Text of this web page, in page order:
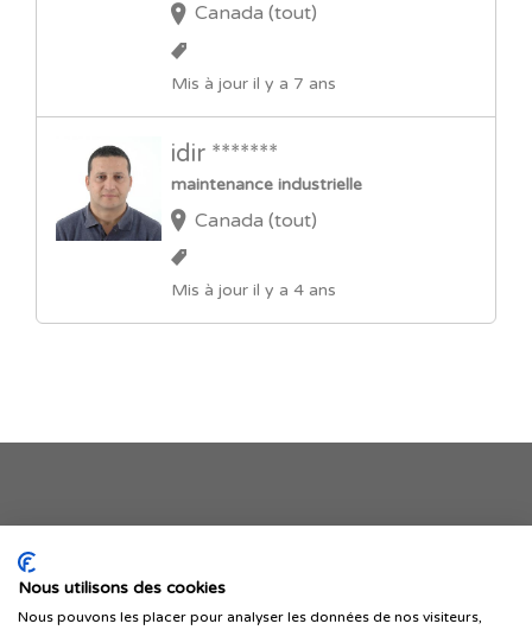
Canada (tout)
Mis à jour il y a 7 ans
idir *******
maintenance industrielle
Canada (tout)
Mis à jour il y a 4 ans
Je publie mon offre
Nous utilisons des cookies
Nous pouvons les placer pour analyser les données de nos visiteurs,